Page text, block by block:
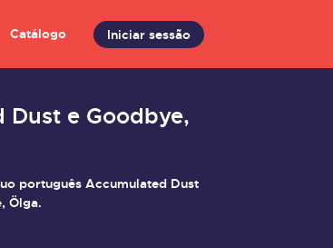
Catálogo Iniciar sessão
Dust e Goodbye,
português Accumulated Dust
Ölga.